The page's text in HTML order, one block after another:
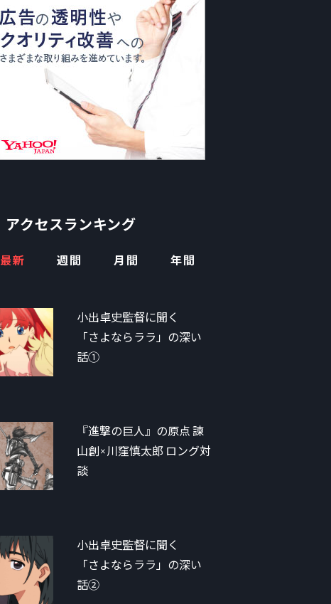
アクセスランキング
最新 週間 月間
年間
小出卓史監督に聞く
「さよならララ」の深い
話①
『進撃の巨人』の原点 諫
山創×川窪慎太郎 ロング対
談
小出卓史監督に聞く
「さよならララ」の深い
話②